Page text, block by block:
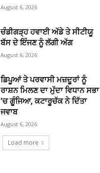
August 6, 2026
ਚੰਡੀਗੜ੍ਹ ਹਵਾਈ ਅੱਡੇ ਤੇ ਸੀਟੀਯੂ
ਬੱਸ ਦੇ ਇੰਜਣ ਨੂੰ ਲੱਗੀ ਅੱਗ
August 6, 2026
ਡਿਪੂਆਂ ਤੇ ਪਰਵਾਸੀ ਮਜ਼ਦੂਰਾਂ ਨੂੰ
ਰਾਸ਼ਨ ਮਿਲਣ ਦਾ ਮੁੱਦਾ ਵਿਧਾਨ ਸਭਾ
’ਚ ਗੂੰਜਿਆ, ਕਟਾਰੂਚੱਕ ਨੇ ਦਿੱਤਾ
ਜਵਾਬ
August 6, 2026
Load more